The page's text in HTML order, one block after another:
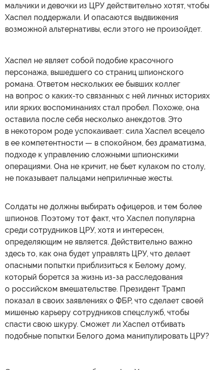
мальчики и девочки из ЦРУ действительно хотят, чтобы
Хаспел поддержали. И опасаются выдвижения
возможной альтернативы, если этого не произойдет.
Хаспел не являет собой подобие красочного
персонажа, вышедшего со страниц шпионского
романа. Ответом нескольких ее бывших коллег
на вопрос о каких-то связанных с ней личных историях
или ярких воспоминаниях стал пробел. Похоже, она
оставила после себя несколько анекдотов. Это
в некотором роде успокаивает: сила Хаспел всецело
в ее компетентности — в спокойном, без драматизма,
подходе к управлению сложными шпионскими
операциями. Она не кричит, не бьет кулаком по столу,
не показывает пальцами неприличные жесты.
Солдаты не должны выбирать офицеров, и тем более
шпионов. Поэтому тот факт, что Хаспел популярна
среди сотрудников ЦРУ, хотя и интересен,
определяющим не является. Действительно важно
здесь то, как она будет управлять ЦРУ, что делает
опасными попытки приблизиться к Белому дому,
который борется за жизнь из-за расследования
о российском вмешательстве. Президент Трамп
показал в своих заявлениях о ФБР, что сделает своей
мишенью карьеру сотрудников спецслужб, чтобы
спасти свою шкуру. Сможет ли Хаспел отбивать
подобные попытки Белого дома манипулировать ЦРУ?